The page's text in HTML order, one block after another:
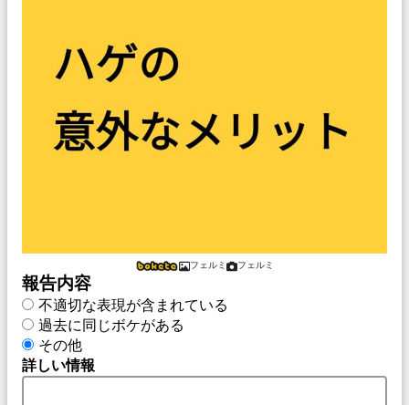
フェルミ フェルミ
報告内容
不適切な表現が含まれている
過去に同じボケがある
その他
詳しい情報